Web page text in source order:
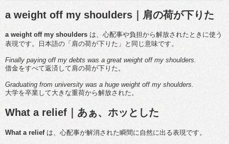
a weight off my shoulders｜肩の荷が下りた
a weight off my shoulders は、心配事や負担から解放されたときに使う
表現です。日本語の「肩の荷が下りた」と同じ意味です。
Finally paying off my debts was a great weight off my shoulders.
借金をすべて返済して肩の荷が下りた。
Graduating from university was a huge weight off my shoulders.
大学を卒業して大きな重荷から解放された。
What a relief｜あぁ、ホッとした
What a reliefは、心配事が解消された瞬間に自然に出る表現です。